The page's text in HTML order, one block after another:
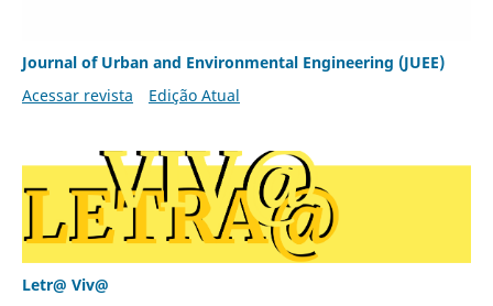
Journal of Urban and Environmental Engineering (JUEE)
Acessar revista
Edição Atual
Letr@ Viv@